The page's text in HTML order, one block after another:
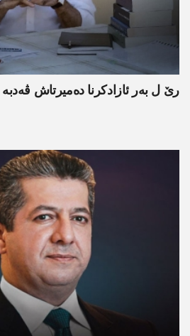
رێ ل بەر ئازادکرنا دەمیرتاش ڤەدبە